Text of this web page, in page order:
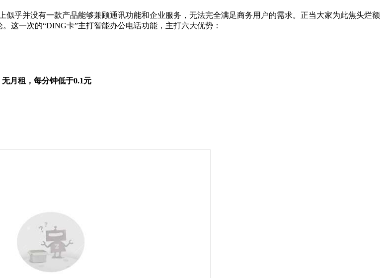
乎并没有一款产品能够兼顾通讯功能和企业服务，无法完全满足商务用户的需求。正当大家为此焦头烂额
这一次的“DING卡”主打智能办公电话功能，主打六大优势：
月租，每分钟低于0.1元